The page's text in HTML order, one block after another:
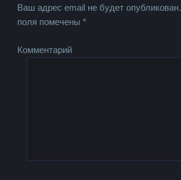
Ваш адрес email не будет опубликован.
поля помечены*
Комментарий